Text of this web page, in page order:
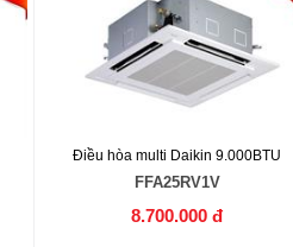
Điều hòa multi Daikin 9.000BTU
FFA25RV1V
8.700.000 đ